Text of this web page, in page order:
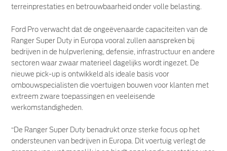
terreinprestaties en betrouwbaarheid onder volle belasting.
Ford Pro verwacht dat de ongeëvenaarde capaciteiten van de
Ranger Super Duty in Europa vooral zullen aanspreken bij
bedrijven in de hulpverlening, defensie, infrastructuur en andere
sectoren waar zwaar materieel dagelijks wordt ingezet. De
nieuwe pick-up is ontwikkeld als ideale basis voor
ombouwspecialisten die voertuigen bouwen voor klanten met
extreem zware toepassingen en veeleisende
werkomstandigheden.
“De Ranger Super Duty benadrukt onze sterke focus op het
ondersteunen van bedrijven in Europa. Dit voertuig verlegt de